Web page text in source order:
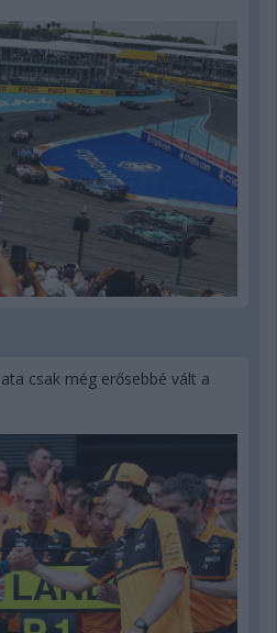
csak még erősebbé vált a